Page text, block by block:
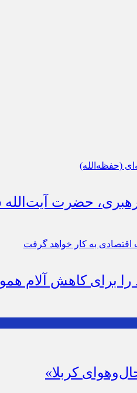
حضرت
را برای کاهش آلام
کربلا»